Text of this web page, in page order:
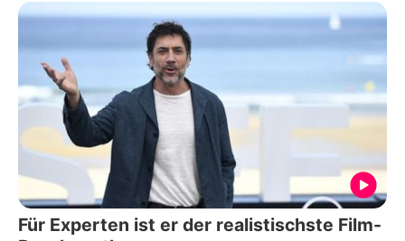
Für Experten ist er der realistischste Film-